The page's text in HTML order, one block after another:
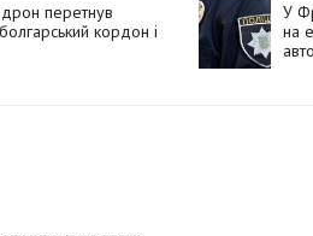
перетнув
кордон і
У
на